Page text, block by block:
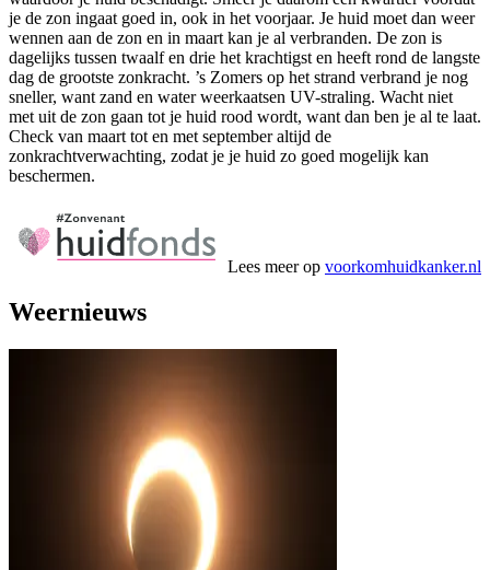
je de zon ingaat goed in, ook in het voorjaar. Je huid moet dan weer
wennen aan de zon en in maart kan je al verbranden. De zon is
dagelijks tussen twaalf en drie het krachtigst en heeft rond de langste
dag de grootste zonkracht. ’s Zomers op het strand verbrand je nog
sneller, want zand en water weerkaatsen UV-straling. Wacht niet
met uit de zon gaan tot je huid rood wordt, want dan ben je al te laat.
Check van maart tot en met september altijd de
zonkrachtverwachting, zodat je je huid zo goed mogelijk kan
beschermen.
Lees meer op voorkomhuidkanker.nl
Weernieuws